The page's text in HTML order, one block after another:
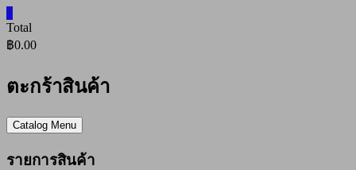
Total
฿0.00
ตะกร้าสินค้า
Catalog Menu
รายการสินค้า